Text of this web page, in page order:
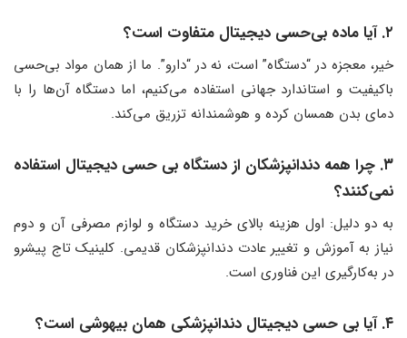
۲. آیا ماده بی‌حسی دیجیتال متفاوت است؟
خیر، معجزه در “دستگاه” است، نه در “دارو”. ما از همان مواد بی‌حسی
باکیفیت و استاندارد جهانی استفاده می‌کنیم، اما دستگاه آن‌ها را با
دمای بدن همسان کرده و هوشمندانه تزریق می‌کند.
۳. چرا همه دندانپزشکان از دستگاه بی حسی دیجیتال استفاده
نمی‌کنند؟
به دو دلیل: اول هزینه بالای خرید دستگاه و لوازم مصرفی آن و دوم
نیاز به آموزش و تغییر عادت دندانپزشکان قدیمی. کلینیک تاج پیشرو
در به‌کارگیری این فناوری است.
۴. آیا بی حسی دیجیتال دندانپزشکی همان بیهوشی است؟